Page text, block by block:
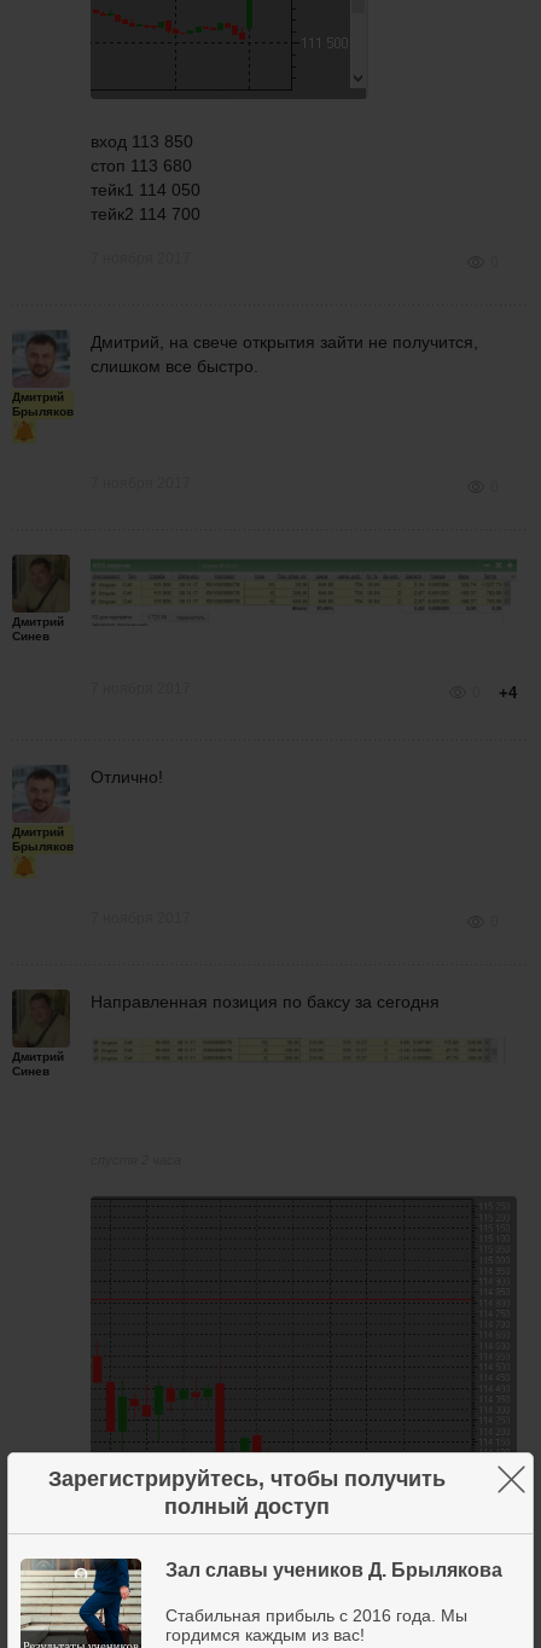
Зарегистрируйтесь, чтобы получить
полный доступ
Зал славы учеников Д. Брылякова
Стабильная прибыль с 2016 года. Мы
гордимся каждым из вас!
×
вход 113 850
стоп 113 680
тейк1 114 050
тейк2 114 700
Дмитрий
Брыляков
Дмитрий, на свече открытия зайти не получится,
слишком все быстро.
Дмитрий
Синев
+4
Дмитрий
Брыляков
Отлично!
Дмитрий
Синев
Направленная позиция по баксу за сегодня
вход 114 050
стоп 113 850
тейк1 114 280